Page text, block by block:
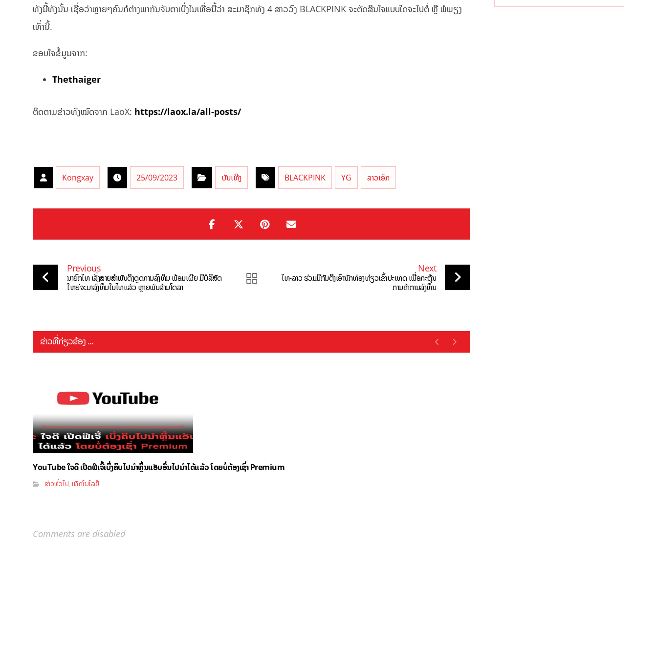
ທັງນີ້ທັງນັ້ນ ເຊື່ອວ່າຫຼາຍໆຄົນກໍຕ່າງພາກັນຈັບຕາເບິ່ງໃນເທື່ອນີ້ວ່າ ສະມາຊິກທັງ 4 ສາວວົງ BLACKPINK ຈະຕັດສິນໃຈແບບໃດຈະໄປຕໍ່ ຫຼື ພໍພຽງ
ເທົ່ານີ້.
ຂອບໃຈຂໍ້ມູນຈາກ:
Thethaiger
ຕິດຕາມຂ່າວທັງໝົດຈາກ LaoX: https://laox.la/all-posts/
Kongxay 25/09/2023 ບັນເທີງ BLACKPINK YG ລາວເອັກ
Previous
ນາຍົກໄທ ເລັ່ງສາຍສຳພັນດຶງດູດການລົງທຶນ ພ້ອມເຜີຍ ມີບໍລິສັດ
ໃຫຍ່ຈະມາລົງທຶນໃນໄທແລ້ວ ຫຼາຍພັນລ້ານໂດລາ
Next
ໄທ-ລາວ ຮ່ວມມືກັນດຶງເອົານັກທ່ອງທ່ຽວເຂົ້າປະເທດ ເພື່ອກະຕຸ້ນ
ການຄ້າການລົງທຶນ
ຂ່າວທີ່ກ່ຽວຂ້ອງ ...
YouTube ໃຈດີ ເປີດຟີເຈີ້ເບິ່ງຄິບໄປນຳຫຼິ້ນແອັບອື່ນໄປນຳໄດ້ແລ້ວ ໂດຍບໍ່ຕ້ອງເຊົ່າ Premium
ຂ່າວທົ່ວໄປ,ເທັກໂນໂລຢີ
Comments are disabled
ບັນລຸ 1 ແສນຄັນ